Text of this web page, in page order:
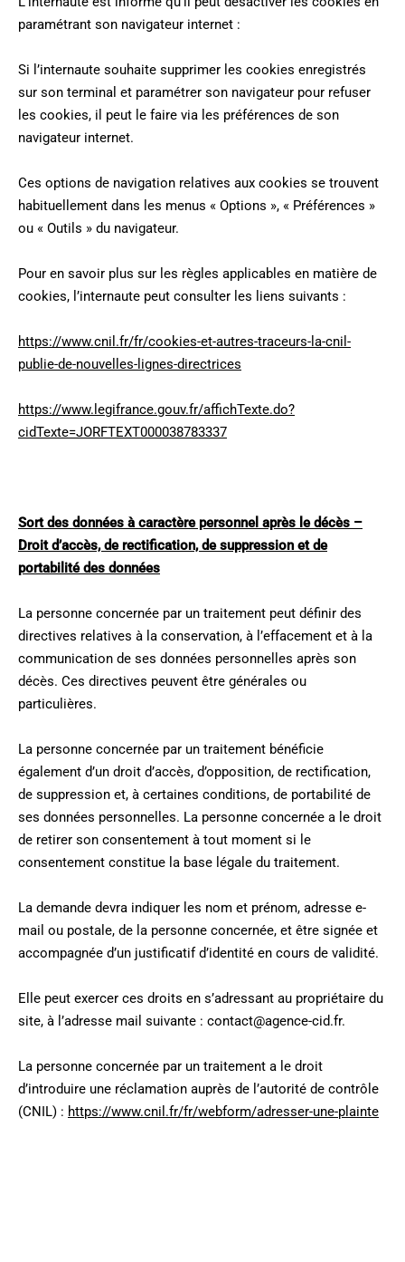
paramétrant son navigateur internet :
Si l’internaute souhaite supprimer les cookies enregistrés
sur son terminal et paramétrer son navigateur pour refuser
les cookies, il peut le faire via les préférences de son
navigateur internet.
Ces options de navigation relatives aux cookies se trouvent
habituellement dans les menus « Options », « Préférences »
ou « Outils » du navigateur.
Pour en savoir plus sur les règles applicables en matière de
cookies, l’internaute peut consulter les liens suivants :
https://www.cnil.fr/fr/cookies-et-autres-traceurs-la-cnil-
publie-de-nouvelles-lignes-directrices
https://www.legifrance.gouv.fr/affichTexte.do?
cidTexte=JORFTEXT000038783337
Sort des données à caractère personnel après le décès –
Droit d’accès, de rectification, de suppression et de
portabilité des données
La personne concernée par un traitement peut définir des
directives relatives à la conservation, à l’effacement et à la
communication de ses données personnelles après son
décès. Ces directives peuvent être générales ou
particulières.
La personne concernée par un traitement bénéficie
également d’un droit d’accès, d’opposition, de rectification,
de suppression et, à certaines conditions, de portabilité de
ses données personnelles. La personne concernée a le droit
de retirer son consentement à tout moment si le
consentement constitue la base légale du traitement.
La demande devra indiquer les nom et prénom, adresse e-
mail ou postale, de la personne concernée, et être signée et
accompagnée d’un justificatif d’identité en cours de validité.
Elle peut exercer ces droits en s’adressant au propriétaire du
site, à l’adresse mail suivante : contact@agence-cid.fr.
La personne concernée par un traitement a le droit
d’introduire une réclamation auprès de l’autorité de contrôle
(CNIL) : https://www.cnil.fr/fr/webform/adresser-une-plainte